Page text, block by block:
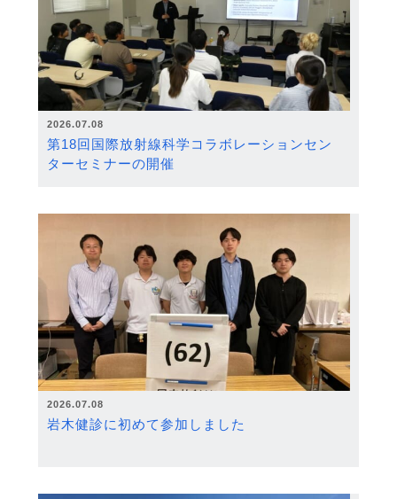
2026.07.08
第18回国際放射線科学コラボレーションセン
ターセミナーの開催
2026.07.08
岩木健診に初めて参加しました